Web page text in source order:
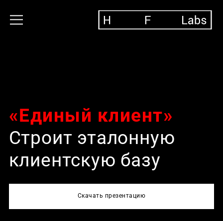
«Единый клиент»
Строит эталонную
клиентскую базу
Скачать презентацию